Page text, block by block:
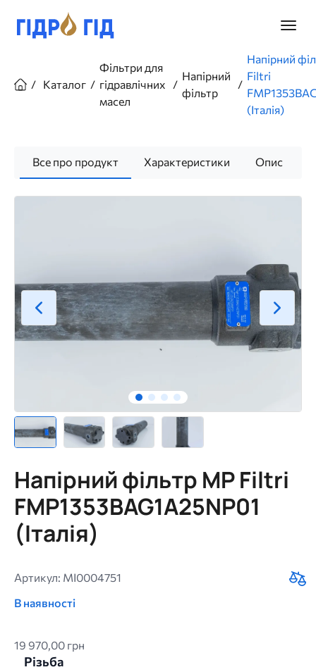
основного
навіґації
Каталог
Фільтри для
гідравлічних
масел
Напірний
фільтр
Напірний
Filtri
(Італія)
Все про продукт Характеристики Опис
Напірний фільтр MP Filtri
FMP1353BAG1A25NP01
(Італія)
Артикул: MI0004751
В наявності
19 970,00 грн
Різьба